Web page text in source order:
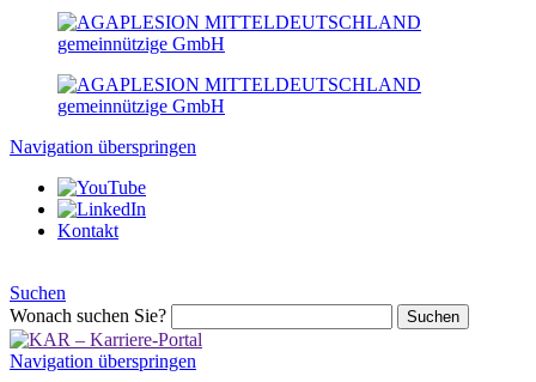
Navigation überspringen
Kontakt
Suchen
Wonach suchen Sie?
Suchen
Navigation überspringen